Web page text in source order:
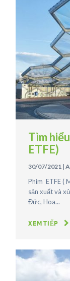
Tìm
ETFE)
30/07/2021 |
Phim ETFE (
sản xuất và
Đức, Hoa...
XEM TIẾP